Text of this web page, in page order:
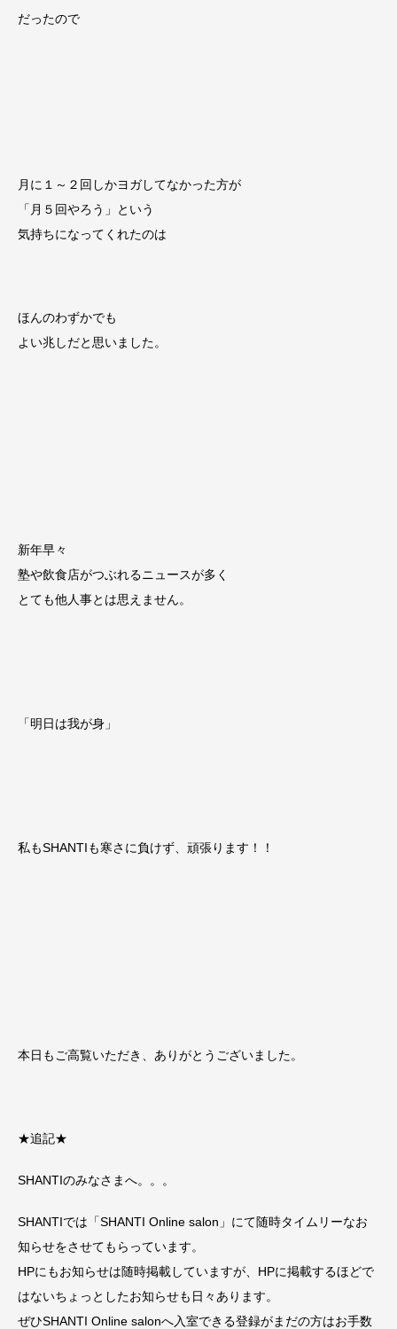
だったので
月に１～２回しかヨガしてなかった方が
「月５回やろう」という
気持ちになってくれたのは
ほんのわずかでも
よい兆しだと思いました。
新年早々
塾や飲食店がつぶれるニュースが多く
とても他人事とは思えません。
「明日は我が身」
私もSHANTIも寒さに負けず、頑張ります！！
本日もご高覧いただき、ありがとうございました。
★追記★
SHANTIのみなさまへ。。。
SHANTIでは「SHANTI Online salon」にて随時タイムリーなお
知らせをさせてもらっています。
HPにもお知らせは随時掲載していますが、HPに掲載するほどで
はないちょっとしたお知らせも日々あります。
ぜひSHANTI Online salonへ入室できる登録がまだの方はお手数